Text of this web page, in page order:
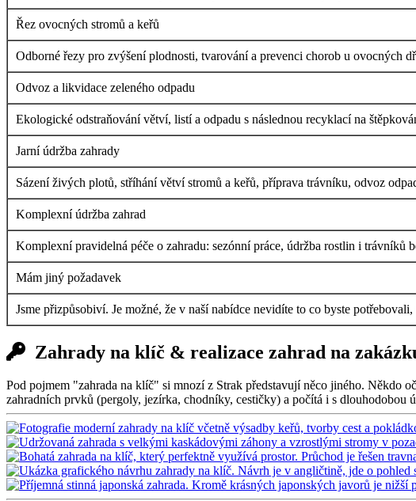
Řez ovocných stromů a keřů
Odborné řezy pro zvýšení plodnosti, tvarování a prevenci chorob u ovocných
Odvoz a likvidace zeleného odpadu
Ekologické odstraňování větví, listí a odpadu s následnou recyklací na
Jarní údržba zahrady
Sázení živých plotů, stříhání větví stromů a keřů, příprava trávníku, odvoz
Komplexní údržba zahrad
Komplexní pravidelná péče o zahradu: sezónní práce, údržba rostlin i trávníků
Mám jiný požadavek
Jsme přizpůsobiví. Je možné, že v naší nabídce nevidíte to co byste
Zahrady na klíč & realizace zahrad na
Pod pojmem "zahrada na klíč" si mnozí z Strak představují něco jiného. Někdo
zahradních prvků (pergoly, jezírka, chodníky, cestičky) a počítá i s dlouhodobou